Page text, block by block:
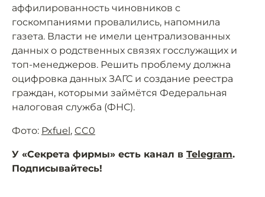
аффилированность чиновников с
госкомпаниями провалились, напомнила
газета. Власти не имели централизованных
данных о родственных связях госслужащих и
топ-менеджеров. Решить проблему должна
оцифровка данных ЗАГС и создание реестра
граждан, которыми займётся Федеральная
налоговая служба (ФНС).
Фото: Pxfuel, CC0
У «Секрета фирмы» есть канал в Telegram.
Подписывайтесь!